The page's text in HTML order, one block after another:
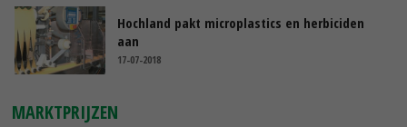
Hochland pakt microplastics en herbiciden
aan
17-07-2018
MARKTPRIJZEN